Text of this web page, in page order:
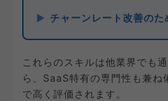
チャーンレート改善のた
これらのスキルは他業界でも
ら、SaaS特有の専門性も兼ね
で高く評価されます。